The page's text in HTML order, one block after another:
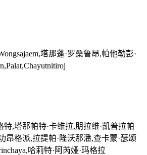
塔那蓬·罗桑鲁昂,帕他勒彭·
特,塔那帕特·卡维拉,朋拉维·凯普拉帕
昂格派,拉提帕·隆沃那潘,查卡蒙·瑟颂
哈莉特·阿芮娅·玛格拉